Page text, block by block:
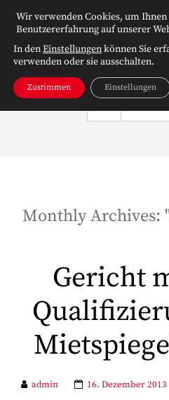
Monthly Archives:
Gericht
admin 16. Dezember 2013
Wir verwenden Cookies, um
Benutzererfahrung auf unserer
In denEinstellungenkönnen Sie
verwenden oder sie ausschalten.
Zustimmen Einstellungen